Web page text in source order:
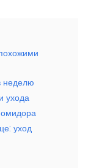
неделю
ухода
уход